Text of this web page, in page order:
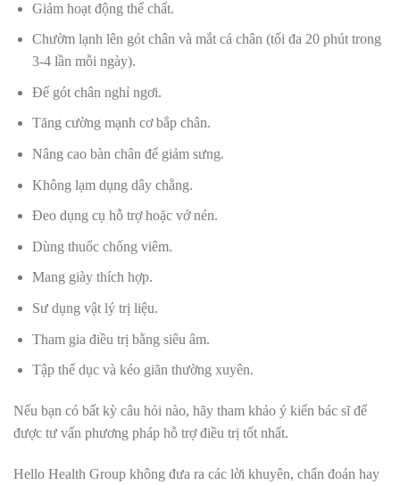
Giảm hoạt động thể chất.
Chườm lạnh lên gót chân và mắt cá chân (tối đa 20 phút trong
3-4 lần mỗi ngày).
Để gót chân nghỉ ngơi.
Tăng cường mạnh cơ bắp chân.
Nâng cao bàn chân để giảm sưng.
Không lạm dụng dây chằng.
Đeo dụng cụ hỗ trợ hoặc vớ nén.
Dùng thuốc chống viêm.
Mang giày thích hợp.
Sư dụng vật lý trị liệu.
Tham gia điều trị bằng siêu âm.
Tập thể dục và kéo giãn thường xuyên.
Nếu bạn có bất kỳ câu hỏi nào, hãy tham khảo ý kiến bác sĩ để
được tư vấn phương pháp hỗ trợ điều trị tốt nhất.
Hello Health Group không đưa ra các lời khuyên, chẩn đoán hay